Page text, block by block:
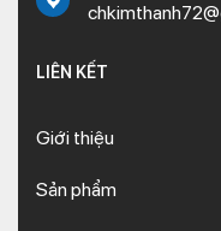
LIÊN KẾT
Giới thiệu
Sản phẩm